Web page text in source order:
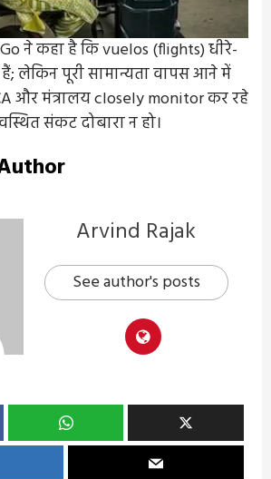
ने कहा है कि vuelos (flights) धीरे-
लेकिन पूरी सामान्यता वापस आने में
और मंत्रालय closely monitor कर रहे
संकट दोबारा न हो।
Arvind Rajak
See author's posts